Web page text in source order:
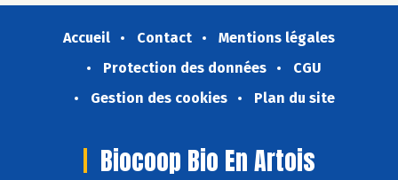
Accueil Contact
Mentions légales
Protection des données
CGU
Gestion des cookies
Plan du site
Biocoop Bio En Artois